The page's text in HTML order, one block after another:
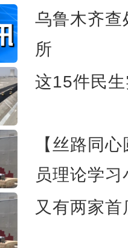
乌鲁木齐查
所
这15件民
【丝路同
员理论学
又有两家首
【新疆故事】